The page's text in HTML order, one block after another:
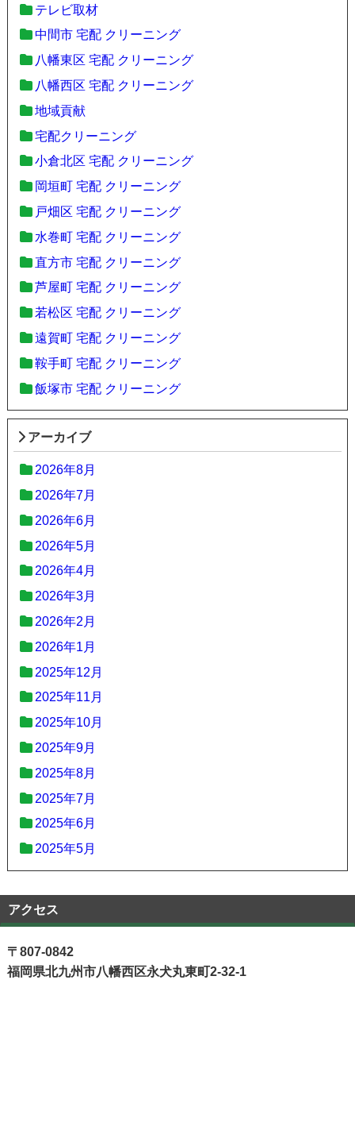
テレビ取材
中間市 宅配 クリーニング
八幡東区 宅配 クリーニング
八幡西区 宅配 クリーニング
地域貢献
宅配クリーニング
小倉北区 宅配 クリーニング
岡垣町 宅配 クリーニング
戸畑区 宅配 クリーニング
水巻町 宅配 クリーニング
直方市 宅配 クリーニング
芦屋町 宅配 クリーニング
若松区 宅配 クリーニング
遠賀町 宅配 クリーニング
鞍手町 宅配 クリーニング
飯塚市 宅配 クリーニング
アーカイブ
2026年8月
2026年7月
2026年6月
2026年5月
2026年4月
2026年3月
2026年2月
2026年1月
2025年12月
2025年11月
2025年10月
2025年9月
2025年8月
2025年7月
2025年6月
2025年5月
アクセス
〒807-0842
福岡県北九州市八幡西区永犬丸東町2-32-1